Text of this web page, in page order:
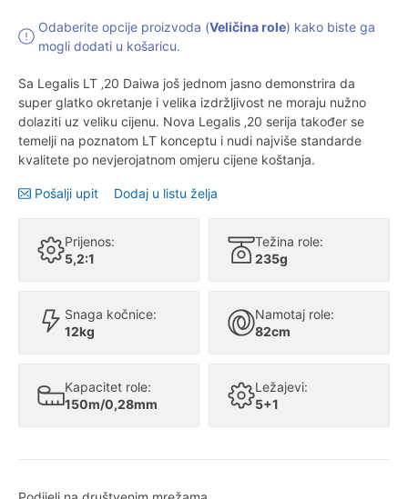
Odaberite opcije proizvoda (Veličina role) kako biste ga
mogli dodati u košaricu.
Sa Legalis LT ‚20 Daiwa još jednom jasno demonstrira da
super glatko okretanje i velika izdržljivost ne moraju nužno
dolaziti uz veliku cijenu. Nova Legalis ‚20 serija također se
temelji na poznatom LT konceptu i nudi najviše standarde
kvalitete po nevjerojatnom omjeru cijene koštanja.
Pošalji upit Dodaj u listu želja
Prijenos:
5,2:1
Težina role:
235g
Snaga kočnice:
12kg
Namotaj role:
82cm
Kapacitet role:
150m/0,28mm
Ležajevi:
5+1